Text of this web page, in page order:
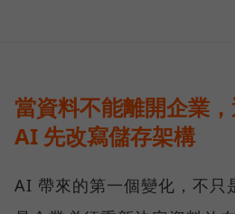
當資料不能離開企業
AI 先改寫儲存架構
AI 帶來的第一個變化，不只